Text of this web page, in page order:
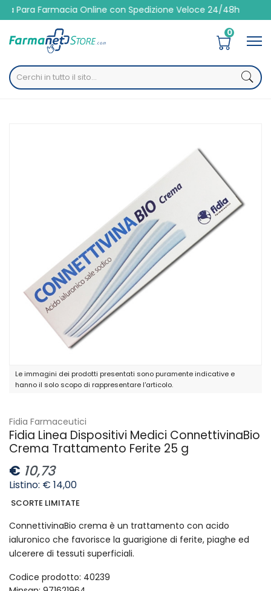
Farmacia Online con Spedizione Veloce 24/48h
0
Le immagini dei prodotti presentati sono puramente indicative e
hanno il solo scopo di rappresentare l'articolo.
Fidia Farmaceutici
Fidia Linea Dispositivi Medici ConnettivinaBio
Crema Trattamento Ferite 25 g
€ 10,73
Listino: € 14,00
SCORTE LIMITATE
ConnettivinaBio crema è un trattamento con acido
ialuronico che favorisce la guarigione di ferite, piaghe ed
ulcerere di tessuti superficiali.
Codice prodotto: 40239